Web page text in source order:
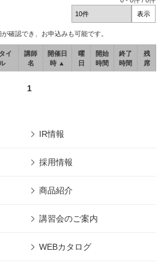
確認でき、お申込みも可能です。
イ
講師
名
開催日
時 ▲
曜
日
開始
時間
終了
時間
残
席
1
IR情報
採用情報
商品紹介
講習会のご案内
WEBカタログ